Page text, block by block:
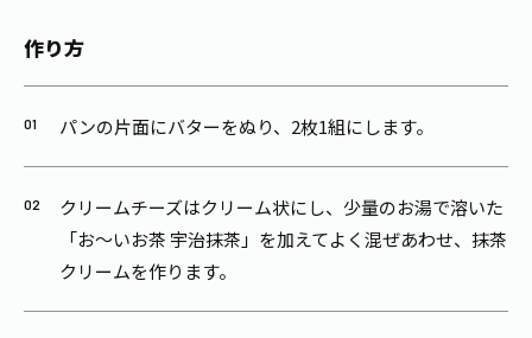
作り方
パンの片面にバターをぬり、2枚1組にします。
クリームチーズはクリーム状にし、少量のお湯で溶いた
「お～いお茶 宇治抹茶」を加えてよく混ぜあわせ、抹茶
クリームを作ります。